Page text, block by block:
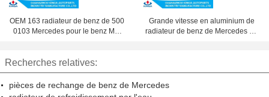
OEM 163 radiateur de benz de 500
0103 Mercedes pour le benz ML-
Grande vitesse en aluminium de
radiateur de benz de Mercedes de
Recherches relatives:
pièces de rechange de benz de Mercedes